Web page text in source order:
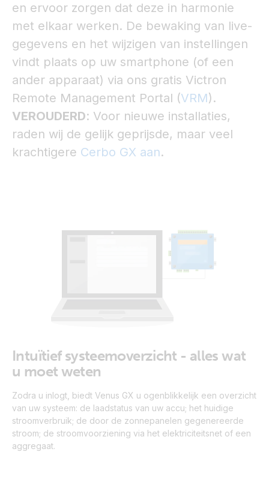
en ervoor zorgen dat deze in harmonie
met elkaar werken. De bewaking van live-
gegevens en het wijzigen van instellingen
vindt plaats op uw smartphone (of een
ander apparaat) via ons gratis Victron
Remote Management Portal (VRM).
VEROUDERD: Voor nieuwe installaties,
raden wij de gelijk geprijsde, maar veel
krachtigere Cerbo GX aan.
Intuïtief systeemoverzicht - alles wat
u moet weten
Zodra u inlogt, biedt Venus GX u ogenblikkelijk een overzicht
van uw systeem: de laadstatus van uw accu; het huidige
stroomverbruik; de door de zonnepanelen gegenereerde
stroom; de stroomvoorziening via het elektriciteitsnet of een
aggregaat.